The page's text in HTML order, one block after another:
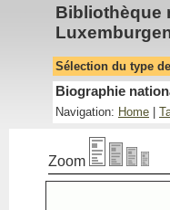
Bibliothèque
Sélection du type
Biographie
Navigation: Home
Zoom